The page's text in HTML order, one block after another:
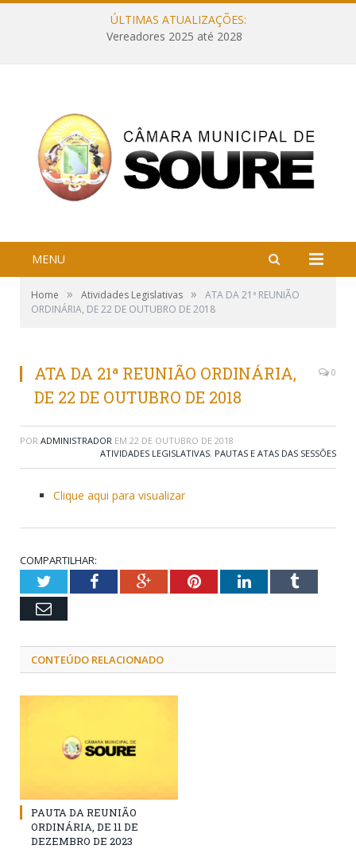
ÚLTIMAS ATUALIZAÇÕES:
Vereadores 2025 até 2028
MENU
Home » Atividades Legislativas »
ATA DA 21ª REUNIÃO
ORDINÁRIA, DE 22 DE OUTUBRO DE 2018
ATA DA 21ª REUNIÃO ORDINÁRIA,
DE 22 DE OUTUBRO DE 2018
0
POR ADMINISTRADOR EM 22 DE OUTUBRO DE 2018
ATIVIDADES LEGISLATIVAS, PAUTAS E ATAS DAS SESSÕES
Clique aqui para visualizar
COMPARTILHAR:
TwitterFacebookGoogle+PinterestLinkedInTumblr
Email
CONTEÚDO RELACIONADO
PAUTA DA REUNIÃO
ORDINÁRIA, DE 11 DE
DEZEMBRO DE 2023